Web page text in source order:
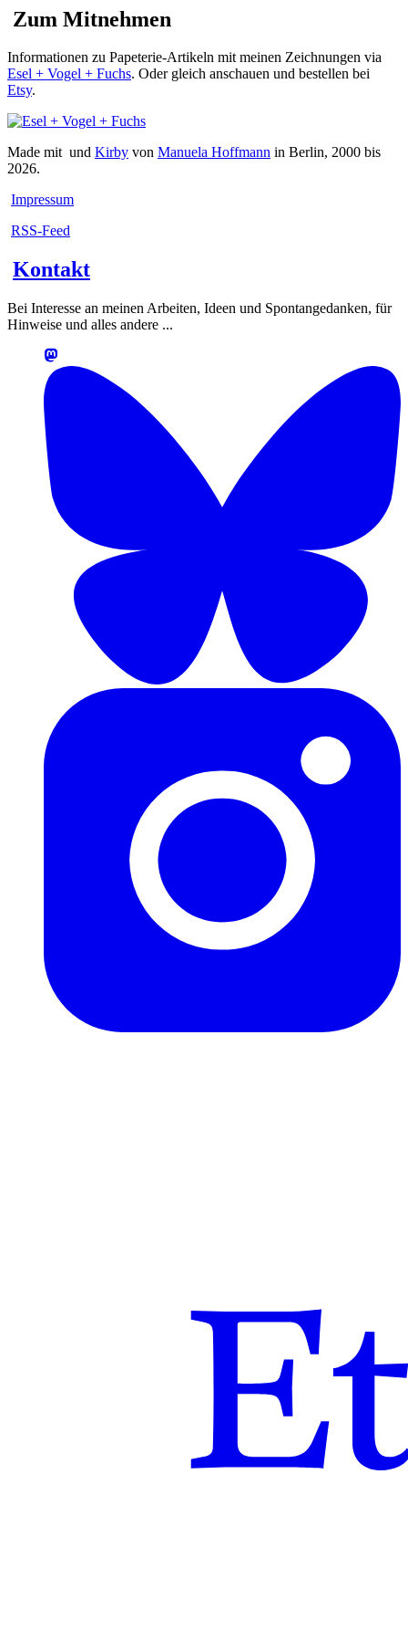
Zum Mitnehmen
Informationen zu Papeterie-Artikeln mit meinen Zeichnungen via
Esel + Vogel + Fuchs. Oder gleich anschauen und bestellen bei
Etsy.
Made mit und Kirby von Manuela Hoffmann in Berlin, 2000 bis
2026.
Impressum
RSS-Feed
Kontakt
Bei Interesse an meinen Arbeiten, Ideen und Spontangedanken, für
Hinweise und alles andere ...